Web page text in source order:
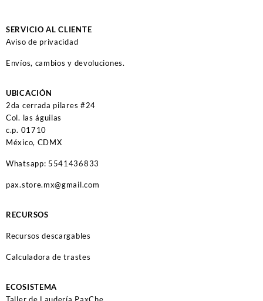
SERVICIO AL CLIENTE
Aviso de privacidad
Envíos, cambios y devoluciones.
UBICACIÓN
2da cerrada pilares #24
Col. las águilas
c.p. 01710
México, CDMX
Whatsapp: 5541436833
pax.store.mx@gmail.com
RECURSOS
Recursos descargables
Calculadora de trastes
ECOSISTEMA